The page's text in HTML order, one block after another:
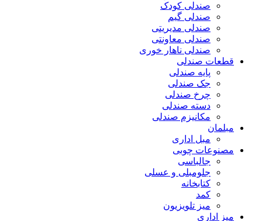
صندلی کودک
صندلی گیم
صندلی مدیریتی
صندلی معاونتی
صندلی ناهار خوری
قطعات صندلی
پایه صندلی
جک صندلی
چرخ صندلی
دسته صندلی
مکانیزم صندلی
مبلمان
مبل اداری
مصنوعات چوبی
جالباسی
جلومبلی و عسلی
کتابخانه
کمد
میز تلویزیون
میز اداری